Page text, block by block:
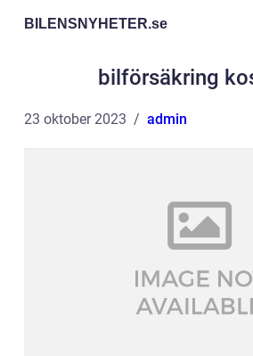
BILENSNYHETER.se
bilförsäkring
23 oktober 2023 admin